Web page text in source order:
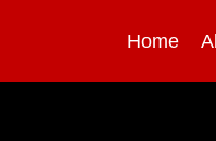
Home